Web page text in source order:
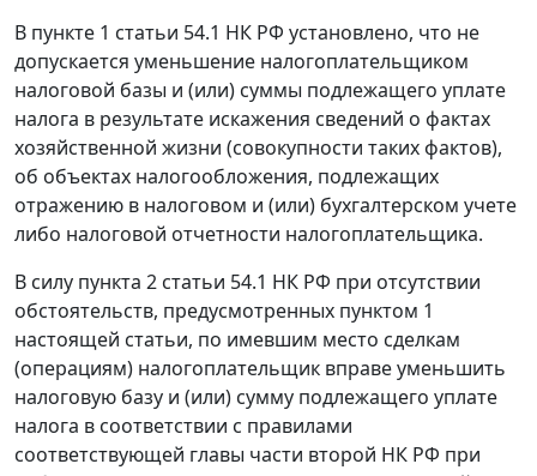
В пункте 1 статьи 54.1 НК РФ установлено, что не
допускается уменьшение налогоплательщиком
налоговой базы и (или) суммы подлежащего уплате
налога в результате искажения сведений о фактах
хозяйственной жизни (совокупности таких фактов),
об объектах налогообложения, подлежащих
отражению в налоговом и (или) бухгалтерском учете
либо налоговой отчетности налогоплательщика.
В силу пункта 2 статьи 54.1 НК РФ при отсутствии
обстоятельств, предусмотренных пунктом 1
настоящей статьи, по имевшим место сделкам
(операциям) налогоплательщик вправе уменьшить
налоговую базу и (или) сумму подлежащего уплате
налога в соответствии с правилами
соответствующей главы части второй НК РФ при